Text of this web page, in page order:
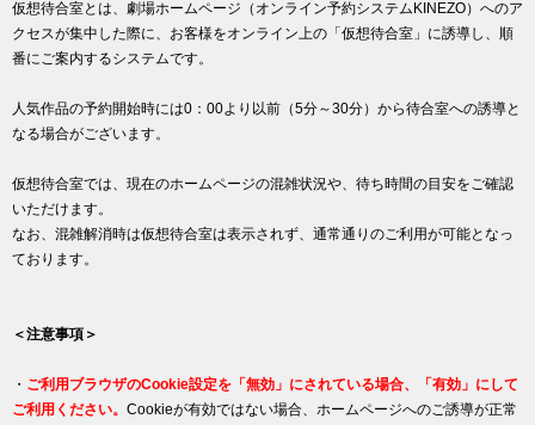
仮想待合室とは、劇場ホームページ（オンライン予約システムKINEZO）へのア
クセスが集中した際に、お客様をオンライン上の「仮想待合室」に誘導し、順
番にご案内するシステムです。
人気作品の予約開始時には0：00より以前（5分～30分）から待合室への誘導と
なる場合がございます。
仮想待合室では、現在のホームページの混雑状況や、待ち時間の目安をご確認
いただけます。
なお、混雑解消時は仮想待合室は表示されず、通常通りのご利用が可能となっ
ております。
＜注意事項＞
・ ご利用ブラウザのCookie設定を「無効」にされている場合、「有効」にして
ご利用ください。 Cookieが有効ではない場合、ホームページへのご誘導が正常